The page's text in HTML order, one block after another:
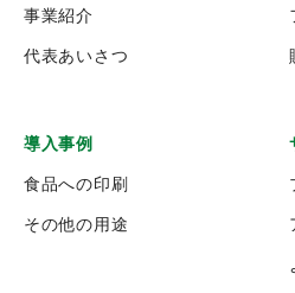
望で、更新および利用の中止をす
手数ですが本ウェブサイトよりお
本ウェブサイト内でご登録頂いた
望で、更新および利用の中止をす
５．クッキー取り扱い
クッキー（Cookie）は、インター
事業紹介
代表あいさつ
導入事例
食品への印刷
その他の用途